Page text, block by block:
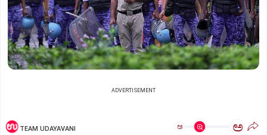
ADVERTISEMENT
TEAM UDAYAVANI ಅ ಅ